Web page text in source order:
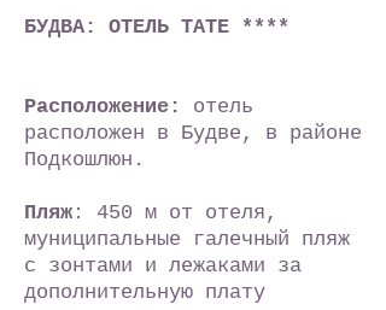
БУДВА: ОТЕЛЬ ТАТЕ ****
Расположение: отель
расположен в Будве, в районе
Подкошлюн.
Пляж : 450 м от отеля,
муниципальные галечный пляж
с зонтами и лежаками за
дополнительную плату